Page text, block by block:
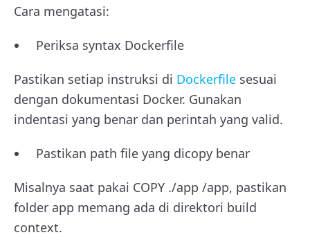
Cara mengatasi:
Periksa syntax Dockerfile
Pastikan setiap instruksi di Dockerfile sesuai
dengan dokumentasi Docker. Gunakan
indentasi yang benar dan perintah yang valid.
Pastikan path file yang dicopy benar
Misalnya saat pakai COPY ./app /app, pastikan
folder app memang ada di direktori build
context.